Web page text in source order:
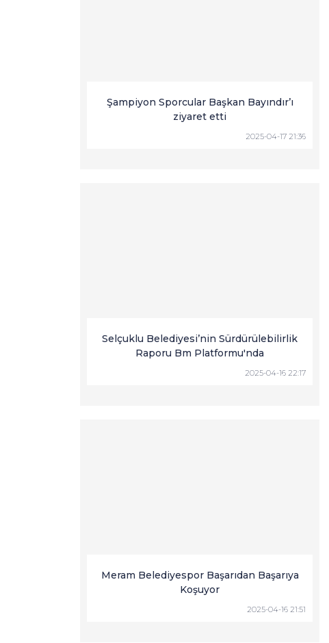
Şampiyon Sporcular Başkan Bayındır’ı
ziyaret etti
2025-04-17 21:36
Selçuklu Belediyesi’nin Sürdürülebilirlik
Raporu Bm Platformu'nda
2025-04-16 22:17
Meram Belediyespor Başarıdan Başarıya
Koşuyor
2025-04-16 21:51